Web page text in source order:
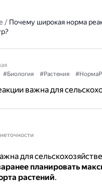
/ Почему широкая норма
#Биология #Растения
важна для
для
планировать
растений.